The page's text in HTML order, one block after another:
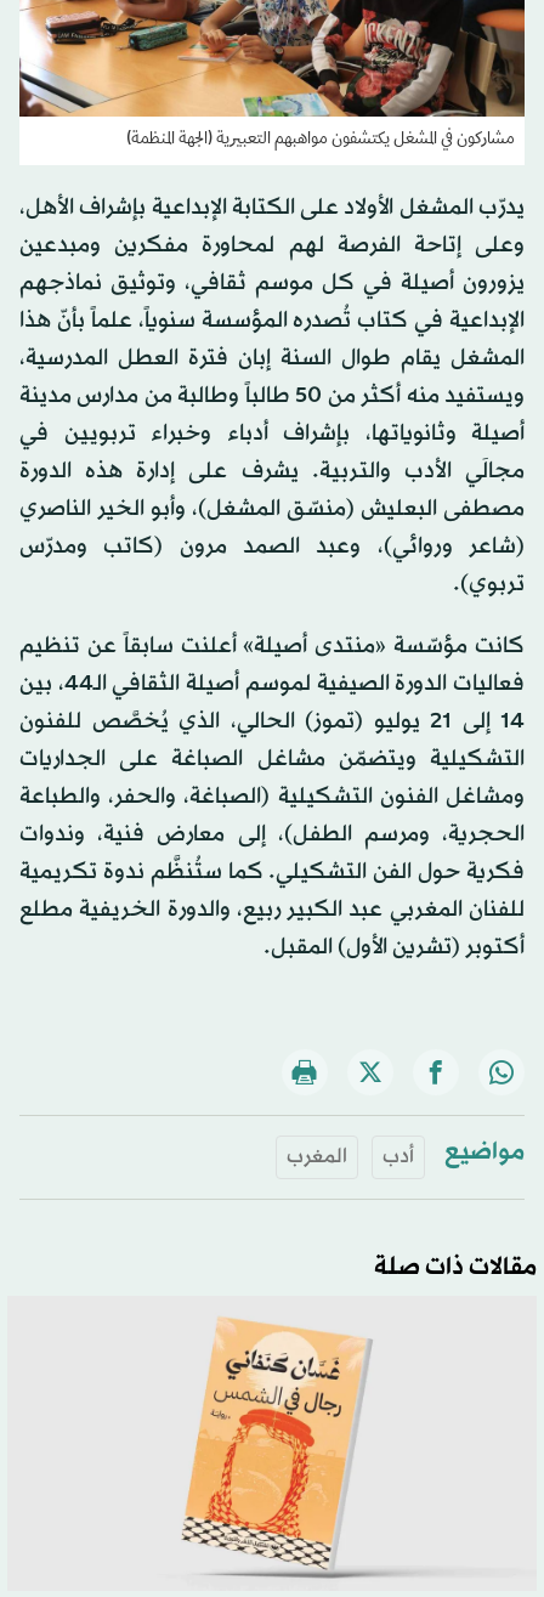
مشاركون في المشغل يكتشفون مواهبهم التعبيرية (الجهة المنظمة)
يدرّب المشغل الأولاد على الكتابة الإبداعية بإشراف الأهل،
وعلى إتاحة الفرصة لهم لمحاورة مفكرين ومبدعين
يزورون أصيلة في كل موسم ثقافي، وتوثيق نماذجهم
الإبداعية في كتاب تُصدره المؤسسة سنوياً، علماً بأنّ هذا
المشغل يقام طوال السنة إبان فترة العطل المدرسية،
ويستفيد منه أكثر من 50 طالباً وطالبة من مدارس مدينة
أصيلة وثانوياتها، بإشراف أدباء وخبراء تربويين في
مجالَي الأدب والتربية. يشرف على إدارة هذه الدورة
مصطفى البعليش (منسّق المشغل)، وأبو الخير الناصري
(شاعر وروائي)، وعبد الصمد مرون (كاتب ومدرّس
تربوي).
كانت مؤسّسة «منتدى أصيلة» أعلنت سابقاً عن تنظيم
فعاليات الدورة الصيفية لموسم أصيلة الثقافي الـ44، بين
14 إلى 21 يوليو (تموز) الحالي، الذي يُخصَّص للفنون
التشكيلية ويتضمّن مشاغل الصباغة على الجداريات
ومشاغل الفنون التشكيلية (الصباغة، والحفر، والطباعة
الحجرية، ومرسم الطفل)، إلى معارض فنية، وندوات
فكرية حول الفن التشكيلي. كما ستُنظَّم ندوة تكريمية
للفنان المغربي عبد الكبير ربيع، والدورة الخريفية مطلع
أكتوبر (تشرين الأول) المقبل.
مواضيع أدب المغرب
مقالات ذات صلة